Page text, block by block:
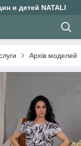
и детей NATALI
Архів моделей